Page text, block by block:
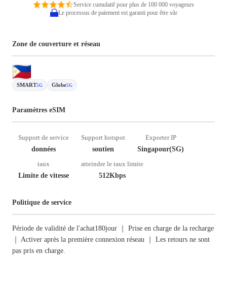
Service cumulatif pour plus de 100 000 voyageurs
Le processus de paiement est garanti pour être sûr
Zone de couverture et réseau
SMART5G Globe5G
Paramètres eSIM
Support de service
données
Support hotspot
soutien
Exporter IP
Singapour(SG)
taux
Limite de vitesse
atteindre le taux limite
512Kbps
Politique de service
Période de validité de l'achat180jour ｜ Prise en charge de la recharge
｜ Activer après la première connexion réseau ｜ Les retours ne sont
pas pris en charge.